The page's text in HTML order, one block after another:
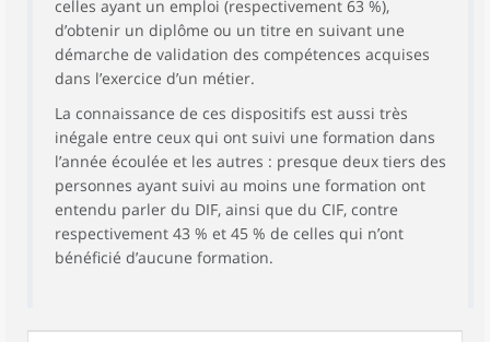
celles ayant un emploi (respectivement 63 %),
d’obtenir un diplôme ou un titre en suivant une
démarche de validation des compétences acquises
dans l’exercice d’un métier.
La connaissance de ces dispositifs est aussi très
inégale entre ceux qui ont suivi une formation dans
l’année écoulée et les autres : presque deux tiers des
personnes ayant suivi au moins une formation ont
entendu parler du DIF, ainsi que du CIF, contre
respectivement 43 % et 45 % de celles qui n’ont
bénéficié d’aucune formation.